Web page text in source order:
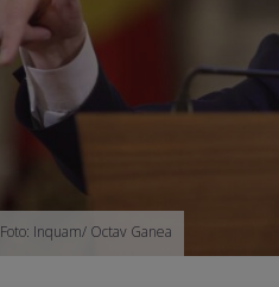
Foto: Inquam/ Octav Ganea